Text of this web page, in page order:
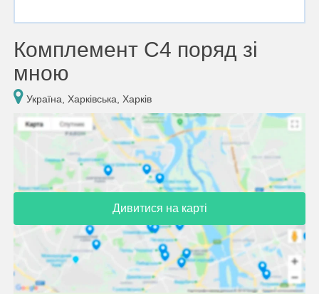
Комплемент C4 поряд зі
мною
Україна, Харківська, Харків
Дивитися на карті